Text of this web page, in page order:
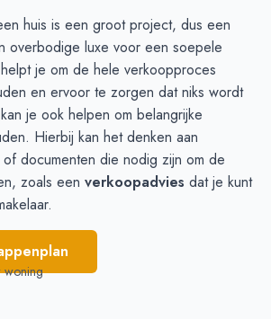
2
huis is een groot project, dus een
overbodige luxe voor een soepele
je om de hele verkoopproces
en ervoor te zorgen dat niks wordt
je ook helpen om belangrijke
Hierbij kan het denken aan
documenten die nodig zijn om de
zoals een verkoopadvies dat je kunt
woning